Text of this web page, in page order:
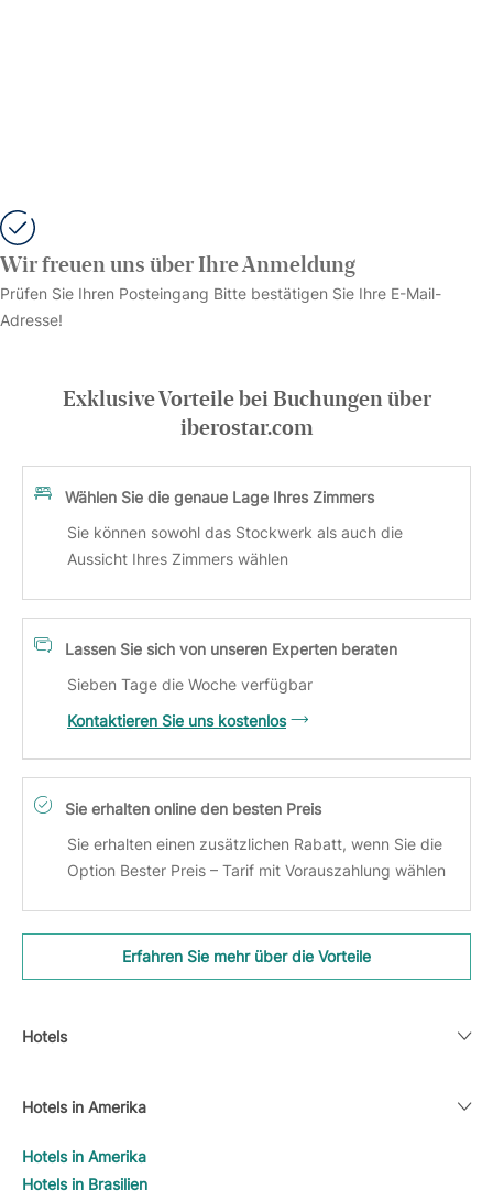
Wir freuen uns über Ihre Anmeldung
Prüfen Sie Ihren Posteingang Bitte bestätigen Sie Ihre E-Mail-
Adresse!
Exklusive Vorteile bei Buchungen über
iberostar.com
Wählen Sie die genaue Lage Ihres Zimmers
Sie können sowohl das Stockwerk als auch die
Aussicht Ihres Zimmers wählen
Lassen Sie sich von unseren Experten beraten
Sieben Tage die Woche verfügbar
Kontaktieren Sie uns kostenlos
Sie erhalten online den besten Preis
Sie erhalten einen zusätzlichen Rabatt, wenn Sie die
Option Bester Preis – Tarif mit Vorauszahlung wählen
Erfahren Sie mehr über die Vorteile
Hotels
Hotels in Amerika
Hotels in Amerika
Hotels in Brasilien